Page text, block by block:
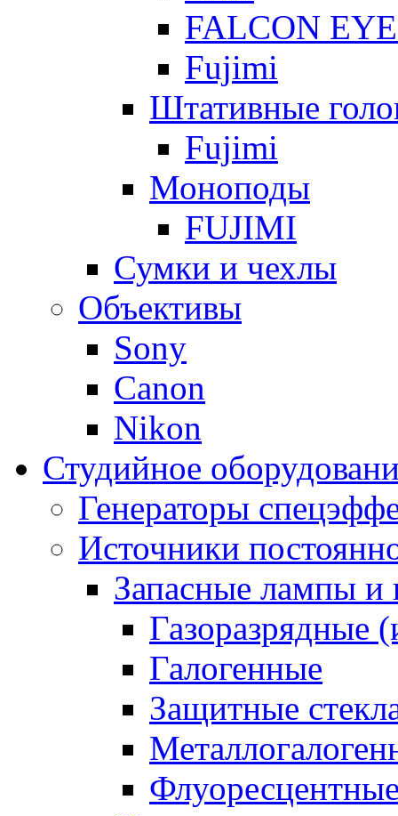
FALCON
Fujimi
Штативные
Fujimi
Моноподы
FUJIMI
Сумки и чехлы
Объективы
Sony
Canon
Nikon
Студийное
Генераторы
Источники
Запасные лампы и
Газоразрядные
Галогенные
Защитные